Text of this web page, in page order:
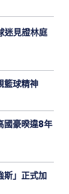
見證林庭
籃球精神
國豪暌違8年
」正式加